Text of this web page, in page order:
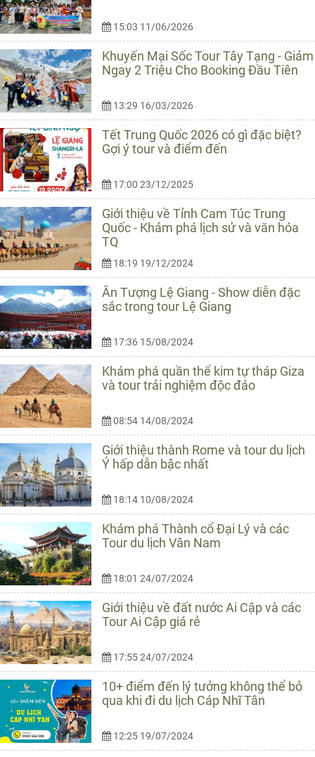
15:03 11/06/2026
Khuyến Mại Sốc Tour Tây Tạng - Giảm
Ngay 2 Triệu Cho Booking Đầu Tiên
13:29 16/03/2026
Tết Trung Quốc 2026 có gì đặc biệt?
Gợi ý tour và điểm đến
17:00 23/12/2025
Giới thiệu về Tỉnh Cam Túc Trung
Quốc - Khám phá lịch sử và văn hóa
TQ
18:19 19/12/2024
Ấn Tượng Lệ Giang - Show diễn đặc
sắc trong tour Lệ Giang
17:36 15/08/2024
Khám phá quần thể kim tự tháp Giza
và tour trải nghiệm độc đáo
08:54 14/08/2024
Giới thiệu thành Rome và tour du lịch
Ý hấp dẫn bậc nhất
18:14 10/08/2024
Khám phá Thành cổ Đại Lý và các
Tour du lịch Vân Nam
18:01 24/07/2024
Giới thiệu về đất nước Ai Cập và các
Tour Ai Cập giá rẻ
17:55 24/07/2024
10+ điểm đến lý tưởng không thể bỏ
qua khi đi du lịch Cáp Nhĩ Tân
12:25 19/07/2024